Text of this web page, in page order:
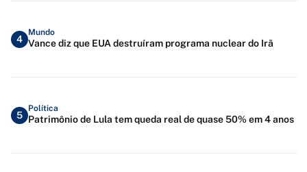
4
Mundo
Vance diz que EUA destruíram programa nuclear do Irã
5
Política
Patrimônio de Lula tem queda real de quase 50% em 4 anos